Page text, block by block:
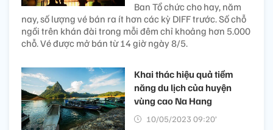
Ban Tổ chức cho hay, năm
nay, số lượng vé bán ra ít hơn các kỳ DIFF trước. Số chỗ
ngồi trên khán đài trong mỗi đêm chỉ khoảng hơn 5.000
chỗ. Vé được mở bán từ 14 giờ ngày 8/5.
Khai thác hiệu quả tiềm
năng du lịch của huyện
vùng cao Na Hang
10/05/2023 09:20’